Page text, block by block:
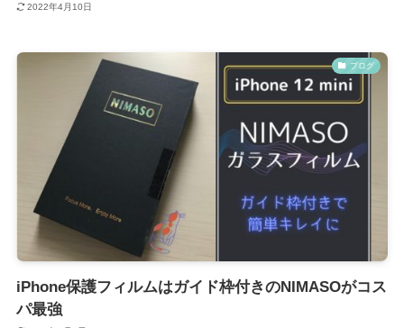
2022年4月10日
ブログ
iPhone保護フィルムはガイド枠付きのNIMASOがコス
パ最強